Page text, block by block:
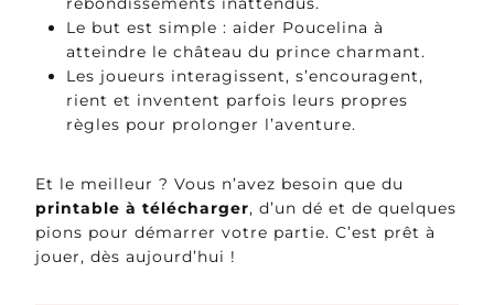
Le but est simple : aider Poucelina à
atteindre le château du prince charmant.
Les joueurs interagissent, s’encouragent,
rient et inventent parfois leurs propres
règles pour prolonger l’aventure.
Et le meilleur ? Vous n’avez besoin que du
printable à télécharger, d’un dé et de quelques
pions pour démarrer votre partie. C’est prêt à
jouer, dès aujourd’hui !